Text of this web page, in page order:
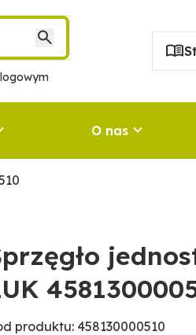
O nas
produktu: 458130000510